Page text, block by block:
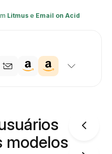
Litmuse Email on Acid
modelos